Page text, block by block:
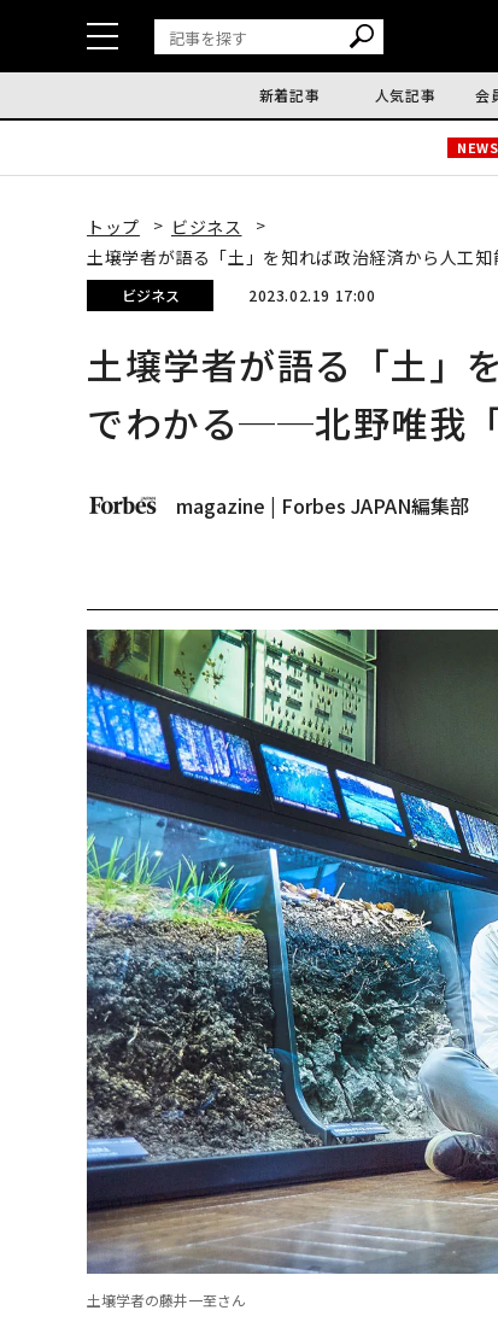
新着記事 人気記事 会
NEWS
トップ
ビジネス
土壌学者が語る「土」を知れば政治経済から人工
ビジネス 2023.02.19 17:00
土壌学者が語る「土」
でわかる──北野唯我
magazine | Forbes JAPAN編集部
土壌学者の藤井一至さん